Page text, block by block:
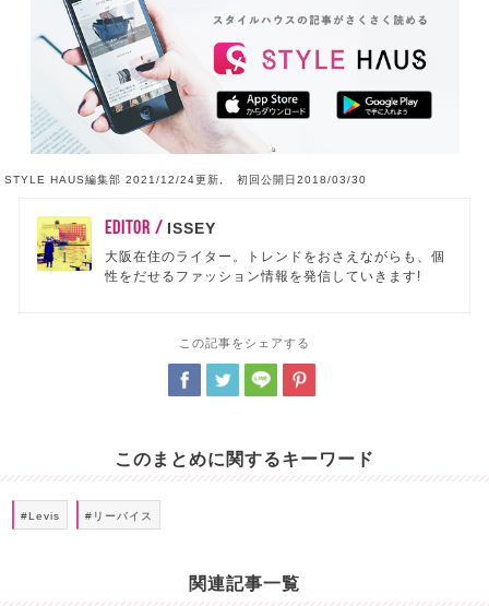
STYLE HAUS編集部 2021/12/24更新, 初回公開日2018/03/30
EDITOR / ISSEY
大阪在住のライター。トレンドをおさえながらも、個
性をだせるファッション情報を発信していきます!
この記事をシェアする
このまとめに関するキーワード
#Levis #リーバイス
関連記事一覧